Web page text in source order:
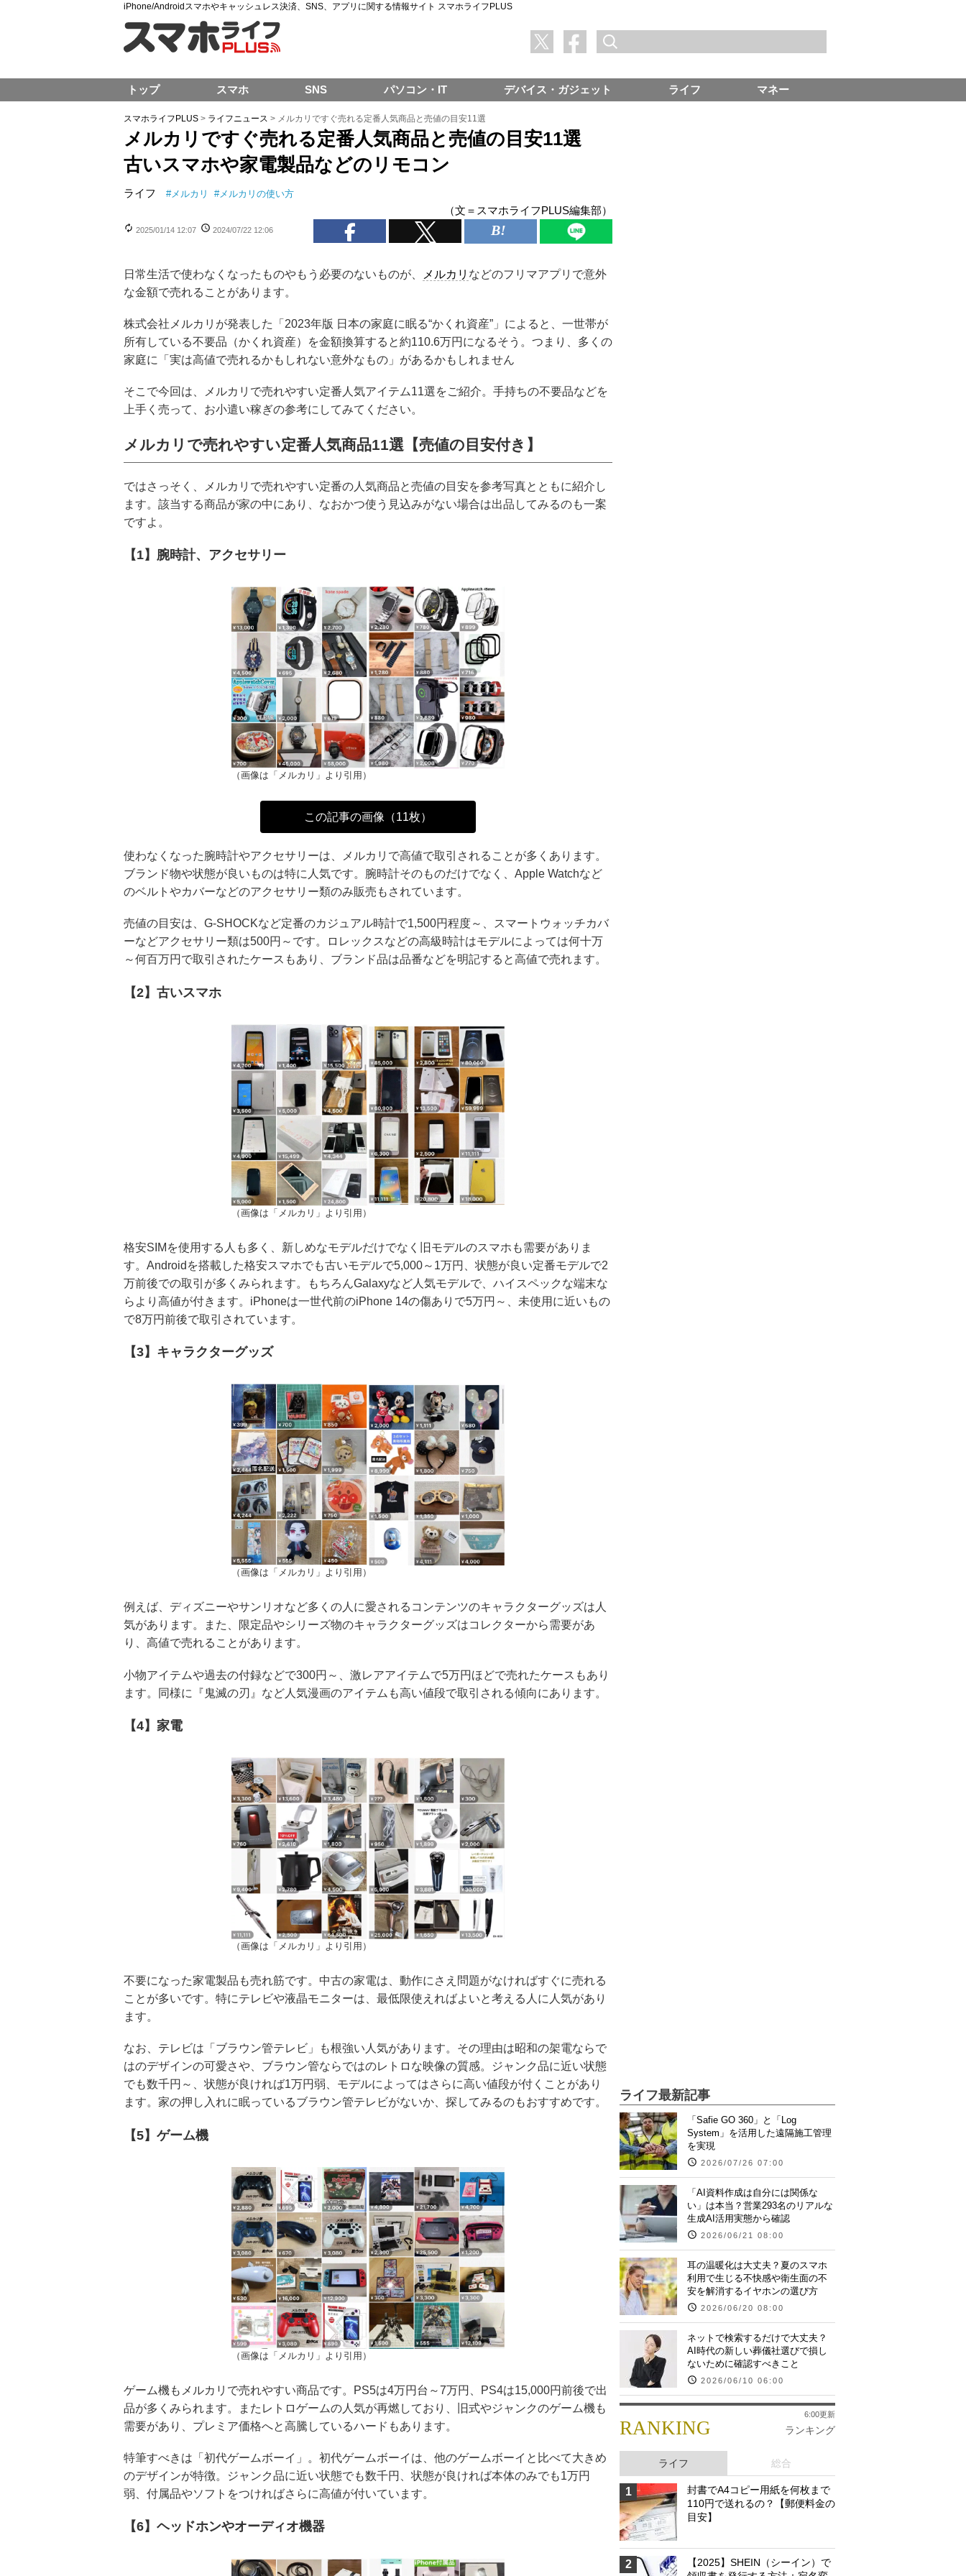
iPhone/Androidスマホやキャッシュレス決済、SNS、アプリに関する情報サイト スマホライフPLUS
スマホライフPLUS > ライフニュース > メルカリですぐ売れる定番人気商品と売値の目安11選
メルカリですぐ売れる定番人気商品と売値の目安11選
古いスマホや家電製品などのリモコン
ライフ #メルカリ #メルカリの使い方
（文＝スマホライフPLUS編集部）
2025/01/14 12:07 2024/07/22 12:06
日常生活で使わなくなったものやもう必要のないものが、 メルカリ などのフリマアプリで意外
な金額で売れることがあります。
株式会社メルカリが発表した「2023年版 日本の家庭に眠る“かくれ資産”」によると、一世帯が
所有している不要品（かくれ資産）を金額換算すると約110.6万円になるそう。つまり、多くの
家庭に「実は高値で売れるかもしれない意外なもの」があるかもしれません
そこで今回は、メルカリで売れやすい定番人気アイテム11選をご紹介。手持ちの不要品などを
上手く売って、お小遣い稼ぎの参考にしてみてください。
メルカリで売れやすい定番人気商品11選【売値の目安付き】
ではさっそく、メルカリで売れやすい定番の人気商品と売値の目安を参考写真とともに紹介し
ます。該当する商品が家の中にあり、なおかつ使う見込みがない場合は出品してみるのも一案
ですよ。
【1】腕時計、アクセサリー
（画像は「メルカリ」より引用）
この記事の画像（11枚）
使わなくなった腕時計やアクセサリーは、メルカリで高値で取引されることが多くあります。
ブランド物や状態が良いものは特に人気です。腕時計そのものだけでなく、Apple Watchなど
のベルトやカバーなどのアクセサリー類のみ販売もされています。
売値の目安は、G-SHOCKなど定番のカジュアル時計で1,500円程度～、スマートウォッチカバ
ーなどアクセサリー類は500円～です。ロレックスなどの高級時計はモデルによっては何十万
～何百万円で取引されたケースもあり、ブランド品は品番などを明記すると高値で売れます。
【2】古いスマホ
（画像は「メルカリ」より引用）
格安SIMを使用する人も多く、新しめなモデルだけでなく旧モデルのスマホも需要がありま
す。Androidを搭載した格安スマホでも古いモデルで5,000～1万円、状態が良い定番モデルで2
万前後での取引が多くみられます。もちろんGalaxyなど人気モデルで、ハイスペックな端末な
らより高値が付きます。iPhoneは一世代前のiPhone 14の傷ありで5万円～、未使用に近いもの
で8万円前後で取引されています。
【3】キャラクターグッズ
（画像は「メルカリ」より引用）
例えば、ディズニーやサンリオなど多くの人に愛されるコンテンツのキャラクターグッズは人
気があります。また、限定品やシリーズ物のキャラクターグッズはコレクターから需要があ
り、高値で売れることがあります。
小物アイテムや過去の付録などで300円～、激レアアイテムで5万円ほどで売れたケースもあり
ます。同様に『鬼滅の刃』など人気漫画のアイテムも高い値段で取引される傾向にあります。
【4】家電
（画像は「メルカリ」より引用）
不要になった家電製品も売れ筋です。中古の家電は、動作にさえ問題がなければすぐに売れる
ことが多いです。特にテレビや液晶モニターは、最低限使えればよいと考える人に人気があり
ます。
なお、テレビは「ブラウン管テレビ」も根強い人気があります。その理由は昭和の架電ならで
はのデザインの可愛さや、ブラウン管ならではのレトロな映像の質感。ジャンク品に近い状態
でも数千円～、状態が良ければ1万円弱、モデルによってはさらに高い値段が付くことがあり
ます。家の押し入れに眠っているブラウン管テレビがないか、探してみるのもおすすめです。
【5】ゲーム機
（画像は「メルカリ」より引用）
ゲーム機もメルカリで売れやすい商品です。PS5は4万円台～7万円、PS4は15,000円前後で出
品が多くみられます。またレトロゲームの人気が再燃しており、旧式やジャンクのゲーム機も
需要があり、プレミア価格へと高騰しているハードもあります。
特筆すべきは「初代ゲームボーイ」。初代ゲームボーイは、他のゲームボーイと比べて大きめ
のデザインが特徴。ジャンク品に近い状態でも数千円、状態が良ければ本体のみでも1万円
弱、付属品やソフトをつければさらに高値が付いています。
【6】ヘッドホンやオーディオ機器
ライフ最新記事
「Safie GO 360」と「Log
System」を活用した遠隔施工管理
を実現
2026/07/26 07:00
「AI資料作成は自分には関係な
い」は本当？営業293名のリアルな
生成AI活用実態から確認
2026/06/21 08:00
耳の温暖化は大丈夫？夏のスマホ
利用で生じる不快感や衛生面の不
安を解消するイヤホンの選び方
2026/06/20 08:00
ネットで検索するだけで大丈夫？
AI時代の新しい葬儀社選びで損し
ないために確認すべきこと
2026/06/10 06:00
RANKING ランキング
6:00更新
ライフ 総合
1
封書でA4コピー用紙を何枚まで
110円で送れるの？【郵便料金の
目安】
2
【2025】SHEIN（シーイン）で
トップ スマホ SNS パソコン・IT デバイス・ガジェット ライフ マネー